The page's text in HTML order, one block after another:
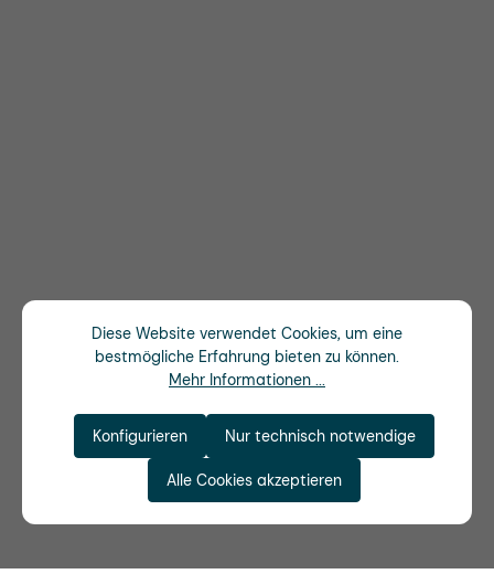
Diese Website verwendet Cookies, um eine
bestmögliche Erfahrung bieten zu können.
Mehr Informationen ...
Nur technisch notwendige
Konfigurieren
Alle Cookies akzeptieren